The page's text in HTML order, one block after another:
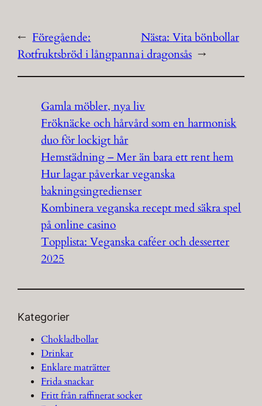
← Föregående:
Rotfruktsbröd i långpanna
Nästa: Vita bönbollar
i dragonsås →
Gamla möbler, nya liv
Fröknäcke och hårvård som en harmonisk
duo för lockigt hår
Hemstädning – Mer än bara ett rent hem
Hur lagar påverkar veganska
bakningsingredienser
Kombinera veganska recept med säkra spel
på online casino
Topplista: Veganska caféer och desserter
2025
Kategorier
Chokladbollar
Drinkar
Enklare maträtter
Frida snackar
Fritt från raffinerat socker